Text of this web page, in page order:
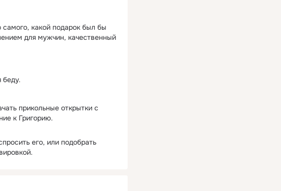
какой подарок был бы
для мужчин, качественный
беду.
прикольные открытки с
к Григорию.
его, или подобрать